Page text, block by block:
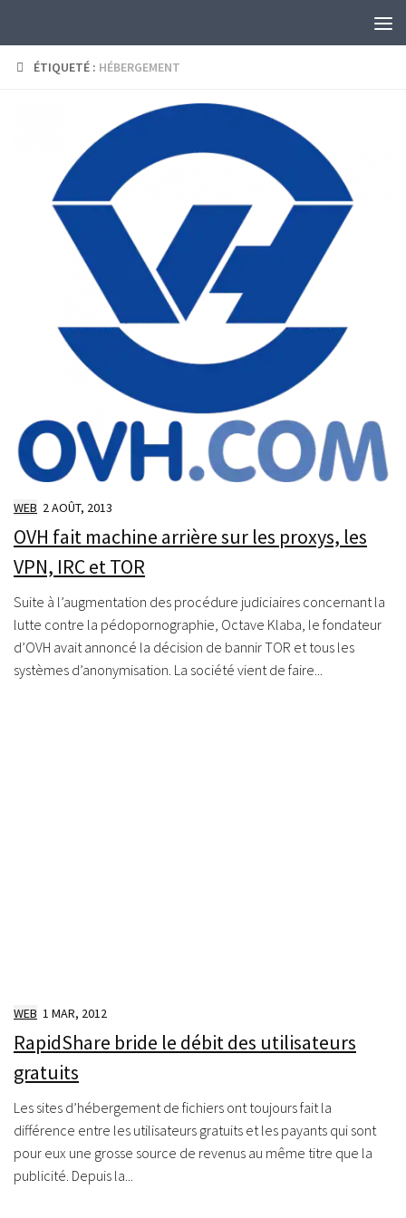
ÉTIQUETÉ : HÉBERGEMENT
WEB 2 AOÛT, 2013
OVH fait machine arrière sur les proxys, les
VPN, IRC et TOR
Suite à l’augmentation des procédure judiciaires concernant la
lutte contre la pédopornographie, Octave Klaba, le fondateur
d’OVH avait annoncé la décision de bannir TOR et tous les
systèmes d’anonymisation. La société vient de faire...
WEB 1 MAR, 2012
RapidShare bride le débit des utilisateurs
gratuits
Les sites d’hébergement de fichiers ont toujours fait la
différence entre les utilisateurs gratuits et les payants qui sont
pour eux une grosse source de revenus au même titre que la
publicité. Depuis la...